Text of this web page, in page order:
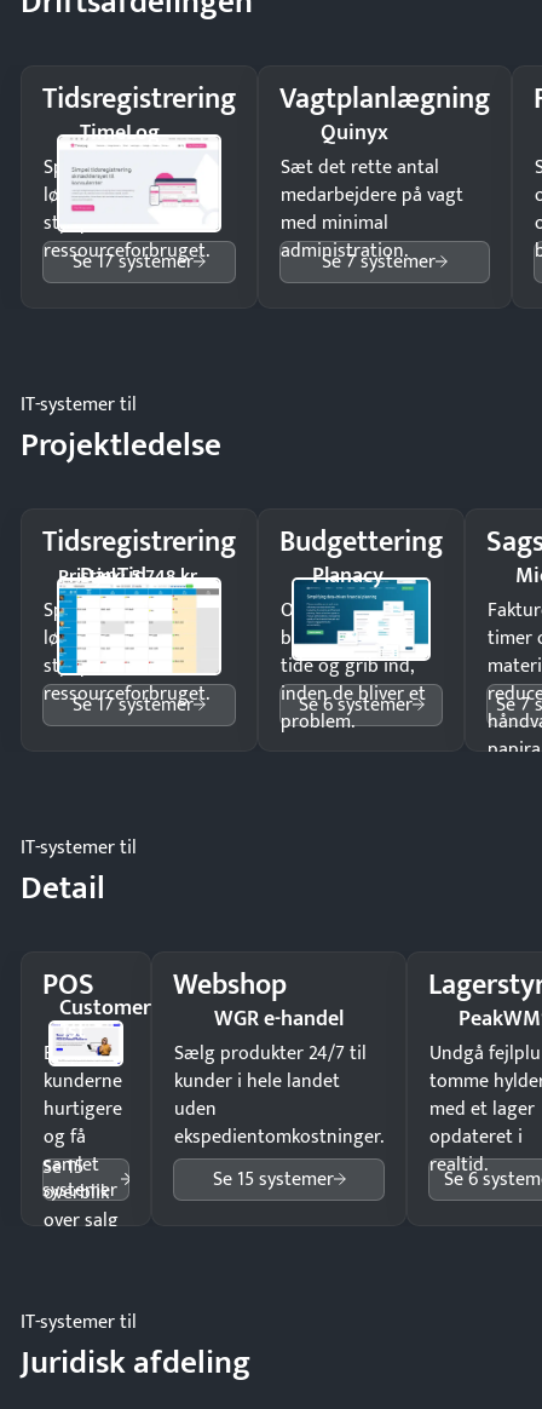
Tidsregistrering
TimeLog
Spar tid på
lønberegning og få
styr på
ressourceforbruget.
Se 17 systemer
Vagtplanlægning
Quinyx
Sæt det rette antal
medarbejdere på vagt
med minimal
administration.
Se 7 systemer
IT-systemer til
Projektledelse
Tidsregistrering
DanTid
Pristjek: 5.748 kr
Spar tid på
lønberegning og få
styr på
ressourceforbruget.
Se 17 systemer
Budgettering
Planacy
Opdag
budgetafvigelser i
tide og grib ind,
inden de bliver et
problem.
Se 6 systemer
timer
Se 7
IT-systemer til
Detail
POS
Customer
1st
Ekspedér
kunderne
hurtigere
og få
samlet
overblik
over salg
Se 15
systemer
Webshop
WGR e-handel
Sælg produkter 24/7 til
kunder i hele landet
uden
ekspedientomkostninger.
Se 15 systemer
Undgå
tomme
med et lager
opdateret i
realtid.
Se 6
IT-systemer til
Juridisk afdeling